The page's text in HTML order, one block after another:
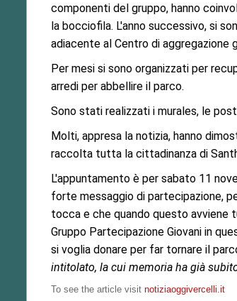
componenti del gruppo, hanno
la bocciofila. L'anno successivo, si
adiacente al Centro di aggregazione
Per mesi si sono organizzati per
arredi per abbellire il parco.
Sono stati realizzati i murales, le
Molti, appresa la notizia, hanno
raccolta tutta la cittadinanza di
L'appuntamento è per sabato 11
forte messaggio di partecipazione,
tocca e che quando questo avviene
Gruppo Partecipazione Giovani in
si voglia donare per far tornare il
intitolato, la cui memoria ha già
To see the article visit notiziaoggivercelli.it